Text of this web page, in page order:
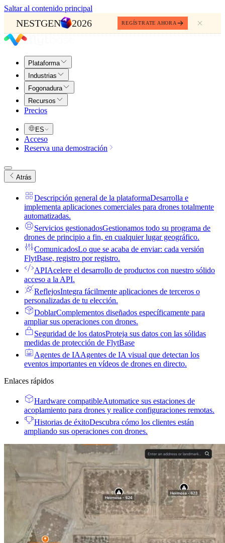
Saltar al contenido principal
NESTGEN 2026 REGÍSTRATE AHORA
Plataforma
Industrias
Fogonadura
Recursos
Precios
ES
Acceso
Reserva una demostración
Atrás
Descripción general de la plataformaDesarrolla e
implementa aplicaciones comerciales para drones totalmente
automatizadas.
Servicios gestionadosGestionamos todo su programa de
drones de principio a fin, en cualquier lugar geográfico.
ComunicadosLo que se acaba de enviar: cada versión
FlytBase, registro por registro.
APIAcelere el desarrollo de productos con nuestro sólido
acceso a la API.
ReflejosIntegra fácilmente aplicaciones de terceros o
personalizadas de tu elección.
DoblarComplementos diseñados específicamente para
ampliar sus operaciones con drones.
Seguridad de los datosProteja sus datos con las sólidas
medidas de protección de FlytBase
Agentes de IAAgentes de IA visual que detectan los
eventos importantes en vídeos de drones en directo.
Enlaces rápidos
Hardware compatibleAutomatice sus estaciones de
acoplamiento para drones y realice configuraciones remotas.
Historias de éxitoDescubra cómo los clientes están
ampliando sus operaciones con drones.